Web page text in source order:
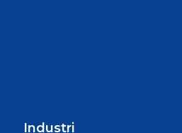
Industri